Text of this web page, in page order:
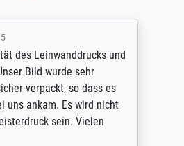
des Leinwanddrucks und
Bild wurde sehr
verpackt, so dass es
uns ankam. Es wird nicht
sein. Vielen